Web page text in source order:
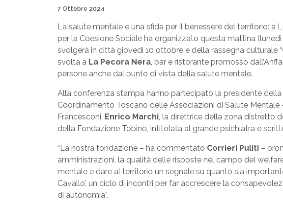
Pubblicato il
7 Ottobre 2024
La salute mentale è una sfida per il benessere del territorio:
per la Coesione Sociale ha organizzato questa mattina
svolgerà in città giovedì 10 ottobre e della rassegna culturale “
svolta a La Pecora Nera, bar e ristorante promosso
persone anche dal punto di vista della salute mentale.
Alla conferenza stampa hanno partecipato la presidente
Coordinamento Toscano delle Associazioni di Salute
Francesconi, Enrico Marchi, la direttrice della zona distretto
della Fondazione Tobino, intitolata al grande psichiatra e
“La nostra fondazione – ha commentato Corrieri Puliti –
amministrazioni, la qualità delle risposte nel campo del
mentale e dare al territorio un segnale su quanto sia
Cavallo’, un ciclo di incontri per far accrescere la
di autonomia”.